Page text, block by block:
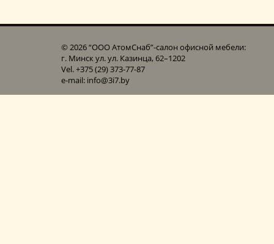
© 2026 “ООО АтомСнаб”-cалон офисной мебели:
г. Минск ул. ул. Казинца, 62–1202
Vel. +375 (29) 373-77-87
e-mail: info@3i7.by